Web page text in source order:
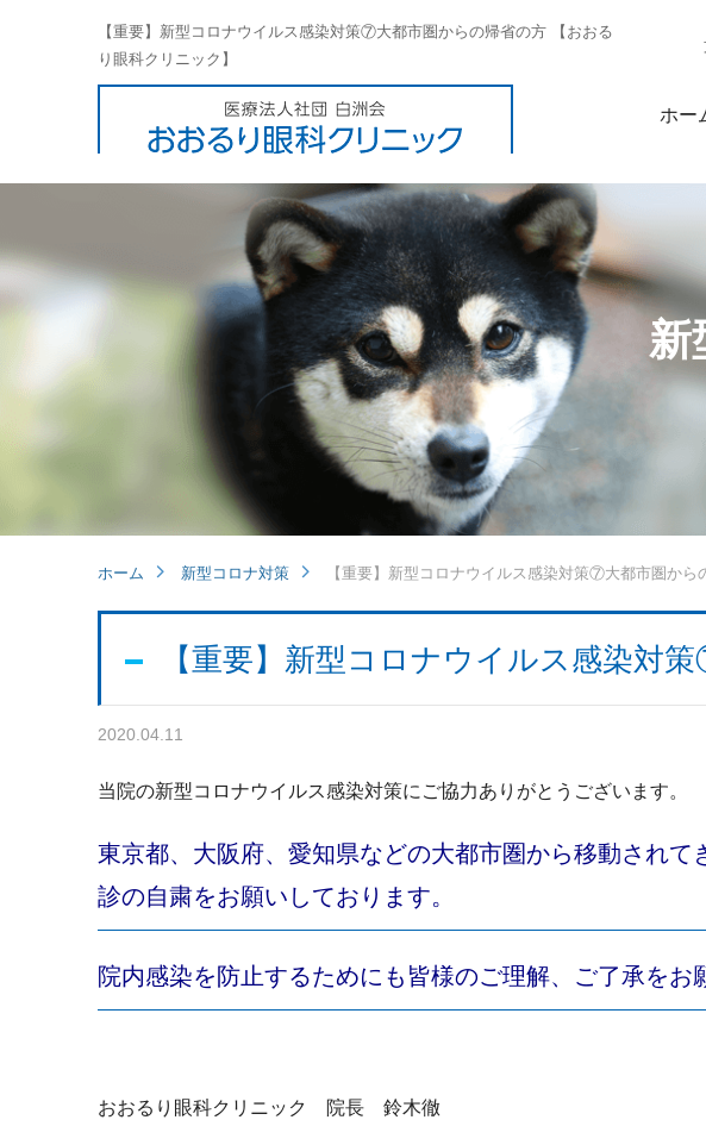
【重要】新型コロナウイルス感染対策⑦大都市圏からの帰省の方 【おおる
り眼科クリニック】
ホー
新
ホーム 新型コロナ対策 【重要】新型コロナウイルス感染対策⑦大都市圏から
【重要】新型コロナウイルス感染対
2020.04.11
当院の新型コロナウイルス感染対策にご協力ありがとうございます。
東京都、大阪府、愛知県などの大都市圏から移動され
診の自粛をお願いしております。
院内感染を防止するためにも皆様のご理解、ご了承をお
おおるり眼科クリニック 院長 鈴木徹